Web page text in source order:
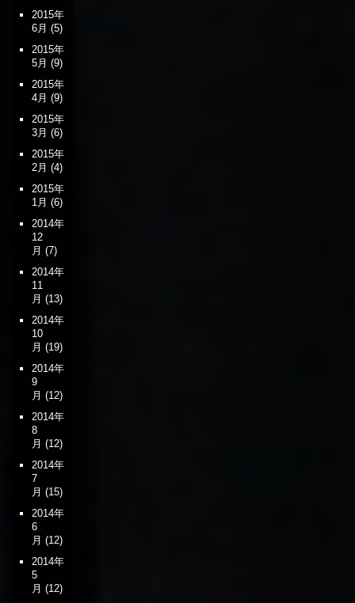
2015年
6月 (5)
2015年
5月 (9)
2015年
4月 (9)
2015年
3月 (6)
2015年
2月 (4)
2015年
1月 (6)
2014年
12
月 (7)
2014年
11
月 (13)
2014年
10
月 (19)
2014年
9
月 (12)
2014年
8
月 (12)
2014年
7
月 (15)
2014年
6
月 (12)
2014年
5
月 (12)